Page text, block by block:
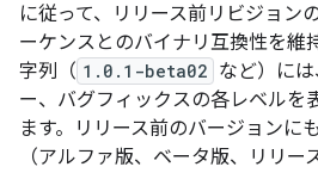
に従って、リリース前リビジョン
ーケンスとのバイナリ互換性を維
字列（ 1.0.1-beta02 など）に
ー、バグフィックスの各レベルを
ます。リリース前のバージョンに
（アルファ版、ベータ版、リリ